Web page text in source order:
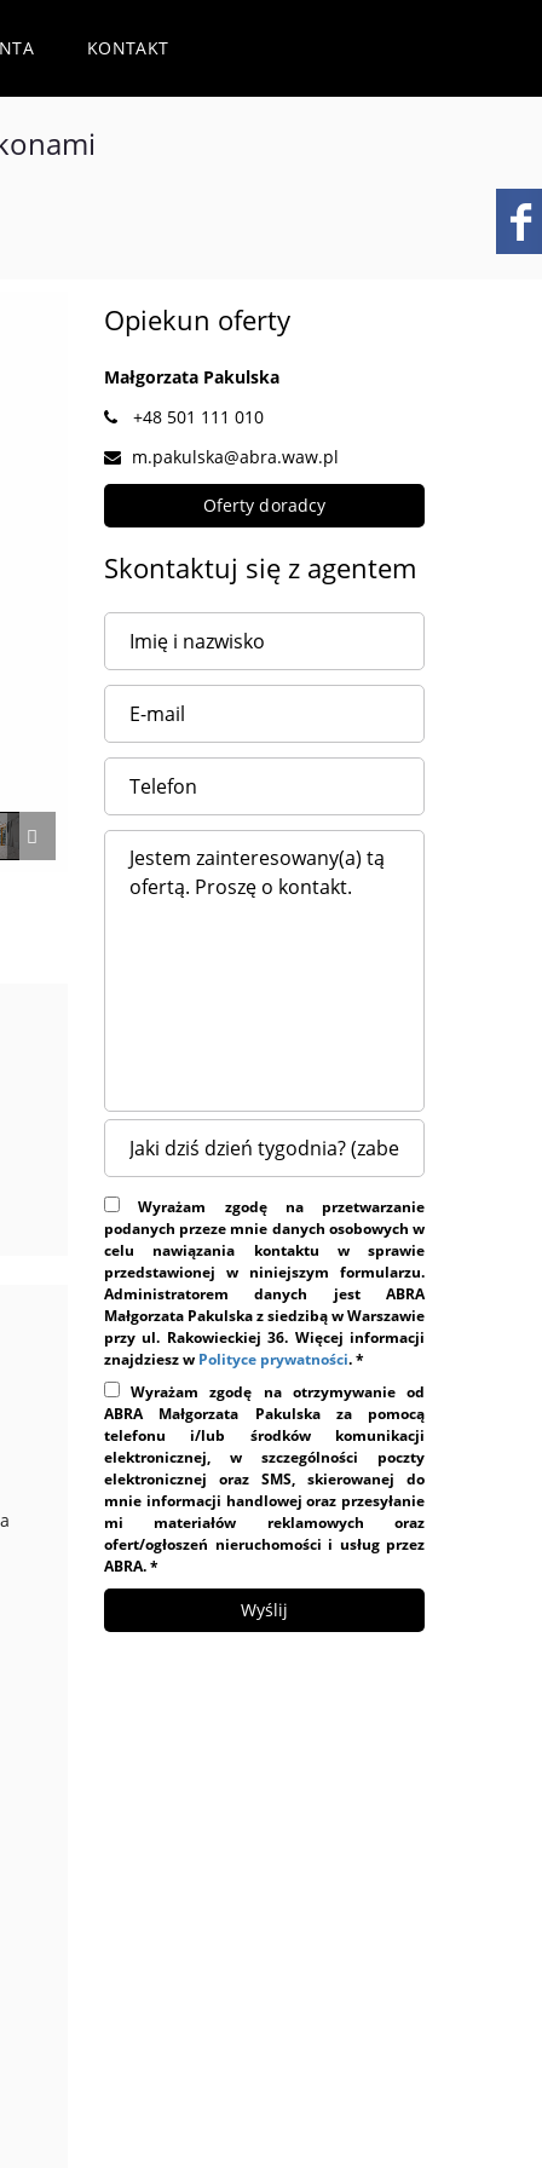
KONTAKT
Opiekun oferty
Małgorzata Pakulska
+48 501 111 010
m.pakulska@abra.waw.pl
Oferty doradcy
Skontaktuj się z agentem
Wyrażam zgodę na przetwarzanie
podanych przeze mnie danych osobowych w
celu nawiązania kontaktu w sprawie
przedstawionej w niniejszym formularzu.
Administratorem danych jest ABRA
Małgorzata Pakulska z siedzibą w Warszawie
przy ul. Rakowieckiej 36. Więcej informacji
znajdziesz w Polityce prywatności. *
Wyrażam zgodę na otrzymywanie od
ABRA Małgorzata Pakulska za pomocą
telefonu i/lub środków komunikacji
elektronicznej, w szczególności poczty
elektronicznej oraz SMS, skierowanej do
mnie informacji handlowej oraz przesyłanie
mi materiałów reklamowych oraz
ofert/ogłoszeń nieruchomości i usług przez
ABRA. *